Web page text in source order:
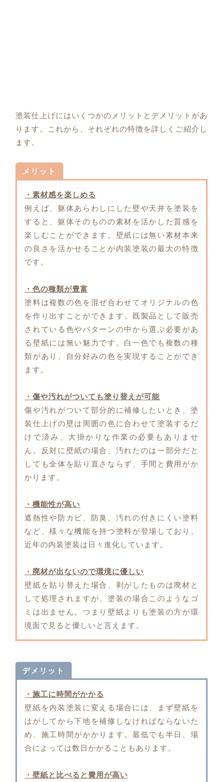
塗装仕上げにはいくつかのメリットとデメリットがあ
ります。これから、それぞれの特徴を詳しくご紹介し
ます。
メリット
・素材感を楽しめる
例えば、躯体あらわしにした壁や天井を塗装を
すると、躯体そのものの素材を活かした質感を
楽しむことができます。壁紙には無い素材本来
の良さを活かせることが内装塗装の最大の特徴
です。
・色の種類が豊富
塗料は複数の色を混ぜ合わせてオリジナルの色
を作り出すことができます。既製品として販売
されている色やパターンの中から選ぶ必要があ
る壁紙には無い魅力です。白一色でも複数の種
類があり、自分好みの色を実現することができ
ます。
・傷や汚れがついても塗り替えが可能
傷や汚れがついて部分的に補修したいとき、塗
装仕上げの壁は周囲の色に合わせて塗装するだ
けで済み、大掛かりな作業の必要もありませ
ん。反対に壁紙の場合、汚れたのは一部分だと
しても全体を貼り直さならず、手間と費用がか
かります。
・機能性が高い
遮熱性や防カビ、防臭、汚れの付きにくい塗料
など、様々な機能を持つ塗料が登場しており、
近年の内装塗装は日々進化しています。
・廃材が出ないので環境に優しい
壁紙を貼り替えた場合、剥がしたものは廃材と
して処理されますが、塗装の場合このようなゴ
ミは出ません。つまり壁紙よりも塗装の方が環
境面で見ると優しいと言えます。
デメリット
・施工に時間がかかる
壁紙を内装塗装に変える場合には、まず壁紙を
はがしてから下地を補修しなければならないた
め、施工時間がかかります。最低でも半日、場
合によっては数日かかることもあります。
・壁紙と比べると費用が高い